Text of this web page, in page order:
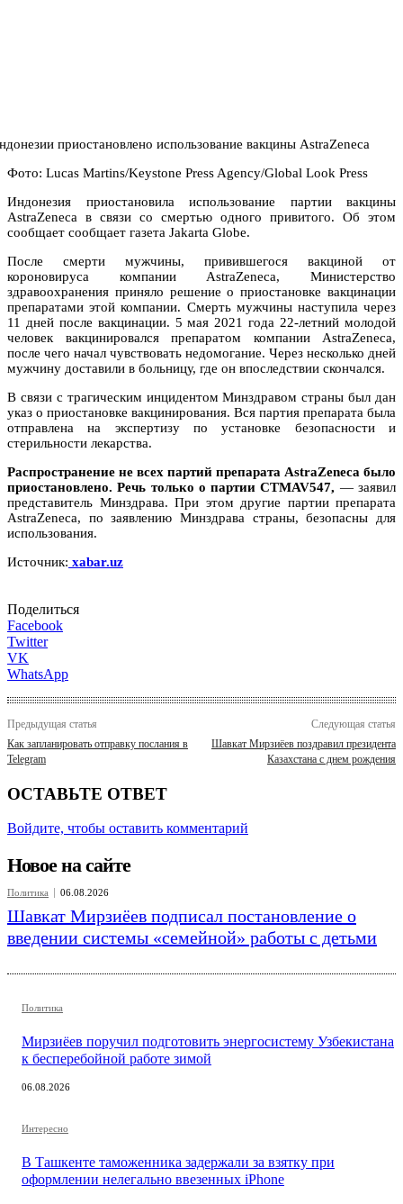
Фото: Lucas Martins/Keystone Press Agency/Global Look Press
Индонезия приостановила использование партии вакцины
AstraZeneca в связи со смертью одного привитого. Об этом
сообщает сообщает газета Jakarta Globe.
После смерти мужчины, привившегося вакциной от
короновируса компании AstraZeneca, Министерство
здравоохранения приняло решение о приостановке вакцинации
препаратами этой компании. Смерть мужчины наступила через
11 дней после вакцинации. 5 мая 2021 года 22-летний молодой
человек вакцинировался препаратом компании AstraZeneca,
после чего начал чувствовать недомогание. Через несколько дней
мужчину доставили в больницу, где он впоследствии скончался.
В связи с трагическим инцидентом Минздравом страны был дан
указ о приостановке вакцинирования. Вся партия препарата была
отправлена на экспертизу по установке безопасности и
стерильности лекарства.
Распространение не всех партий препарата AstraZeneca было
приостановлено. Речь только о партии CTMAV547, — заявил
представитель Минздрава. При этом другие партии препарата
AstraZeneca, по заявлению Минздрава страны, безопасны для
использования.
Источник: xabar.uz
Поделиться
Facebook
Twitter
VK
WhatsApp
Предыдущая статья
Как запланировать отправку послания в
Telegram
Следующая статья
Шавкат Мирзиёев поздравил президента
Казахстана с днем рождения
ОСТАВЬТЕ ОТВЕТ
Войдите, чтобы оставить комментарий
Новое на сайте
Политика 06.08.2026
Шавкат Мирзиёев подписал постановление о
введении системы «семейной» работы с детьми
Политика
Мирзиёев поручил подготовить энергосистему Узбекистана
к бесперебойной работе зимой
06.08.2026
Интересно
В Ташкенте таможенника задержали за взятку при
оформлении нелегально ввезенных iPhone